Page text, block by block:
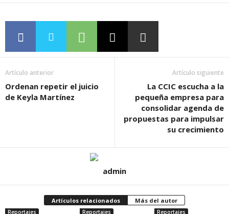
Artículo anterior
Ordenan repetir el juicio
de Keyla Martínez
Artículo siguiente
La CCIC escucha a la
pequeña empresa para
consolidar agenda de
propuestas para impulsar
su crecimiento
admin
Artículos relacionados Más del autor
Reportajes Reportajes Reportajes